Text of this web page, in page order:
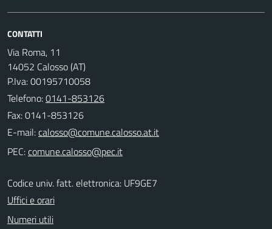
CONTATTI
Via Roma, 11
14052 Calosso (AT)
P.Iva: 00195710058
Telefono:0141-853126
Fax: 0141-853126
E-mail:
PEC:
Codice univ. fatt. elettronica: UF9GE7
Uffici e orari
Numeri utili